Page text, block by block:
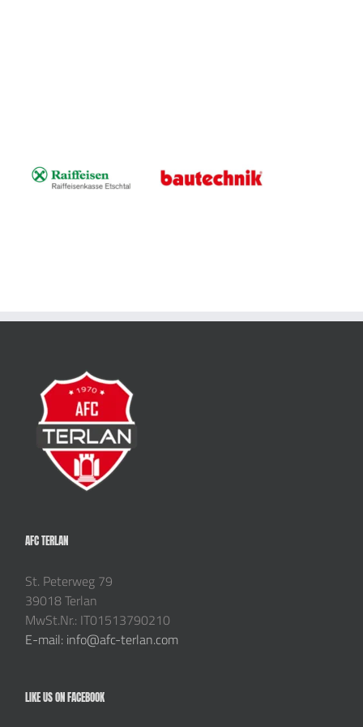
AFC TERLAN
St. Peterweg 79
39018 Terlan
MwSt.Nr.: IT01513790210
E-mail: info@afc-terlan.com
LIKE US ON FACEBOOK